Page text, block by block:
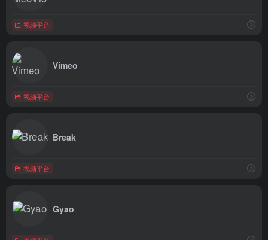
视频平台
Vimeo
视频平台
Break
视频平台
Gyao